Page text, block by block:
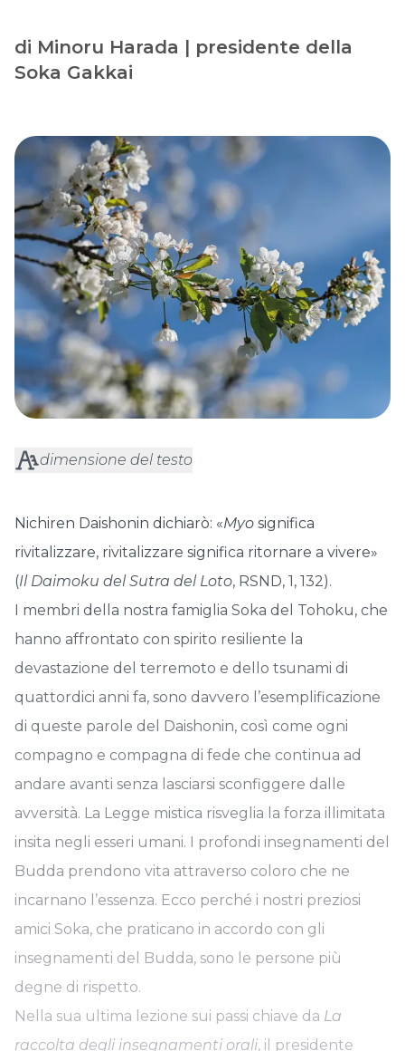
di Minoru Harada | presidente della
Soka Gakkai
dimensione del testo
Nichiren Daishonin dichiarò: «Myo significa
rivitalizzare, rivitalizzare significa ritornare a vivere»
(Il Daimoku del Sutra del Loto, RSND, 1, 132).
I membri della nostra famiglia Soka del Tohoku, che
hanno affrontato con spirito resiliente la
devastazione del terremoto e dello tsunami di
quattordici anni fa, sono davvero l’esemplificazione
di queste parole del Daishonin, così come ogni
compagno e compagna di fede che continua ad
andare avanti senza lasciarsi sconfiggere dalle
avversità. La Legge mistica risveglia la forza illimitata
insita negli esseri umani. I profondi insegnamenti del
Budda prendono vita attraverso coloro che ne
incarnano l’essenza. Ecco perché i nostri preziosi
amici Soka, che praticano in accordo con gli
insegnamenti del Budda, sono le persone più
degne di rispetto.
Nella sua ultima lezione sui passi chiave da La
raccolta degli insegnamenti orali, il presidente